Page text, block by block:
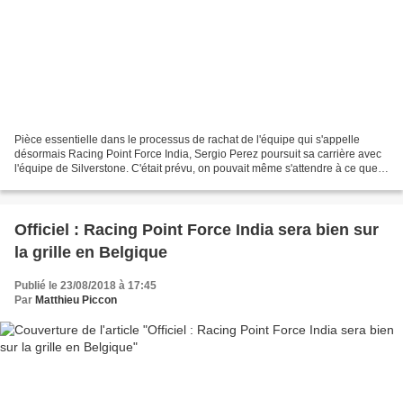
Pièce essentielle dans le processus de rachat de l'équipe qui s'appelle
désormais Racing Point Force India, Sergio Perez poursuit sa carrière avec
l'équipe de Silverstone. C'était prévu, on pouvait même s'attendre à ce que
Officiel : Racing Point Force India sera bien sur
la grille en Belgique
Publié le 23/08/2018 à 17:45
Par Matthieu Piccon